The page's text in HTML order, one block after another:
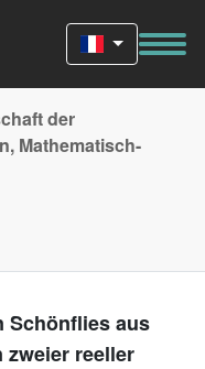
der
Mathematisch-
Schönflies aus
zweier reeller